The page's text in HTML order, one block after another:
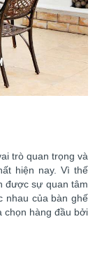
trò quan trọng và
hiện nay. Vì thế
được sự quan tâm
nhau của bàn ghế
chọn hàng đầu bởi